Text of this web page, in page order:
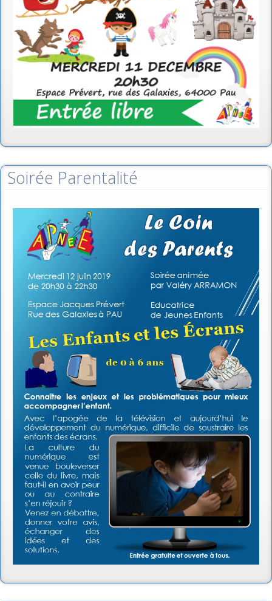
Soirée Parentalité